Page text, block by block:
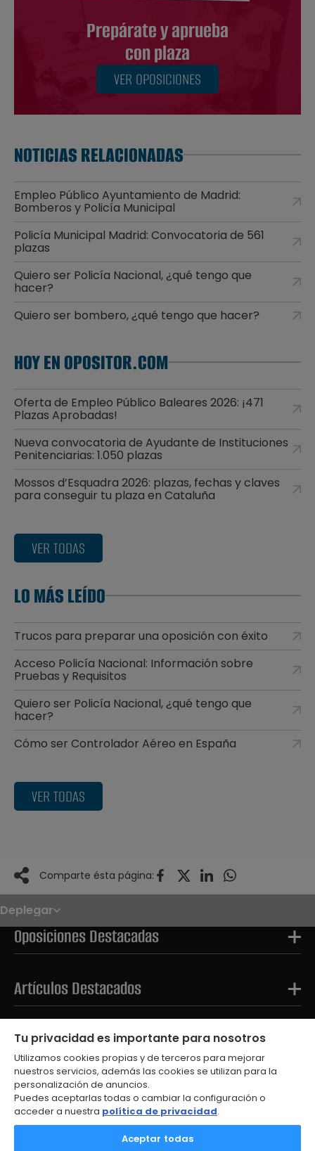
Prepárate y aprueba
con plaza
VER OPOSICIONES
NOTICIAS RELACIONADAS
Empleo Público Ayuntamiento de Madrid:
Bomberos y Policía Municipal
Policía Municipal Madrid: Convocatoria de 561
plazas
Quiero ser Policía Nacional, ¿qué tengo que
hacer?
Quiero ser bombero, ¿qué tengo que hacer?
HOY EN OPOSITOR.COM
Oferta de Empleo Público Baleares 2026: ¡471
Plazas Aprobadas!
Nueva convocatoria de Ayudante de Instituciones
Penitenciarias: 1.050 plazas
Mossos d’Esquadra 2026: plazas, fechas y claves
para conseguir tu plaza en Cataluña
VER TODAS
LO MÁS LEÍDO
Trucos para preparar una oposición con éxito
Acceso Policía Nacional: Información sobre
Pruebas y Requisitos
Quiero ser Policía Nacional, ¿qué tengo que
hacer?
Cómo ser Controlador Aéreo en España
VER TODAS
Comparte ésta página:
Deplegar
Noticias
Oposiciones
Convocatorias
Paso paso
OPE 2026
Oposiciones Destacadas
Artículos Destacados
Tests Destacados
© 2026
Tu privacidad es importante para nosotros
Utilizamos cookies propias y de terceros para mejorar
nuestros servicios, además las cookies se utilizan para la
personalización de anuncios.
Puedes aceptarlas todas o cambiar la configuración o
acceder a nuestra política de privacidad.
Aceptar todas